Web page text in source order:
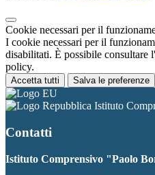
Cookie necessari per il
I cookie necessari per il
disabilitati. È possibile consultare
policy.
Accetta tutti Salva le preferenze
Istituto
Contatti
Istituto Comprensivo "Paolo